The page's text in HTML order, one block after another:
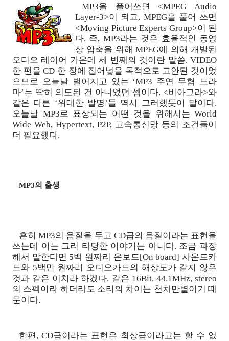
MP3을 풀어쓰면 <MPEG Audio
Layer-3>이 되고, MPEG을 풀어 쓰면
<Moving Picture Experts Group>이 된
다. 즉, MP3라는 것은 효율적인 동영
상 압축을 위해 MPEG에 의해 개발된
오디오 레이어 가운데 세 번째의 것이란 말씀. VIDEO
한 편을 CD 한 장에 집어넣을 목적으로 고안된 것이었
으므로 오늘날 벌어지고 있는 ‘MP3 주연 무협 드라
마’는 딱히 의도된 건 아니었던 셈이다. <비아그라>와
같은 다른 ‘위대한 발명’들 역시 그러했듯이 말이다.
오늘날 MP3로 표상되는 어떤 것을 위해서는 World
Wide Web, Hypertext, P2P, 고속통신망 등의 조건들이
더 필요했다.
MP3의 출생
흔히 MP3의 음질을 두고 CD급의 음질이라는 표현을
쓰는데 이는 그리 타당한 이야기는 아니다. 조금 과장
해서 말한다면 5백 원짜리 온보드[On board] 사운드카
드와 5백만 원짜리 오디오카드의 해상도가 같지 않은
것과 같은 이치라 하겠다. 같은 16Bit, 44.1MHz, stereo
의 스펙이라 하더라도 소리의 차이는 천차만별이기 때
문이다.
한편, CD급이라는 표현은 최상급이라고는 할 수 없